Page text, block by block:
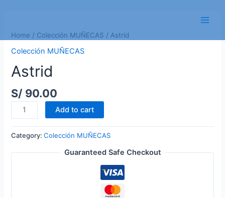
Home / Colección MUÑECAS / Astrid
Colección MUÑECAS
Astrid
S/ 90.00
Astrid
quantity
Add to cart
Category:Colección MUÑECAS
Guaranteed Safe Checkout